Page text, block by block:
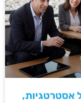
אסטרטגיות,